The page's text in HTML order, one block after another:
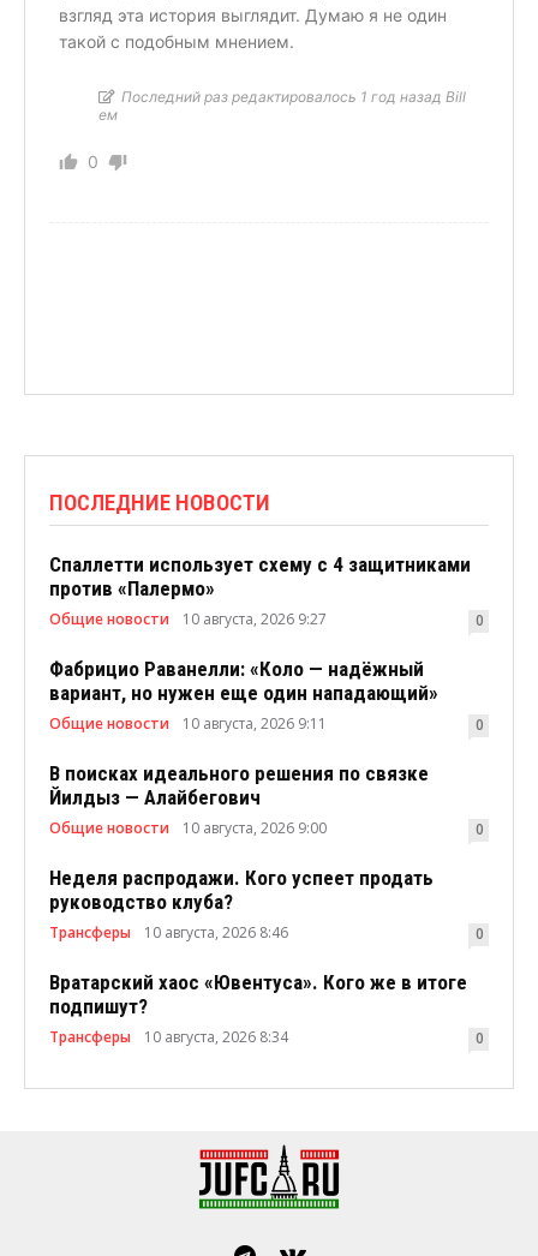
взгляд эта история выглядит. Думаю я не один
такой с подобным мнением.
Последний раз редактировалось 1 год назад Bill
ем
0
ПОСЛЕДНИЕ НОВОСТИ
Спаллетти использует схему с 4 защитниками
против «Палермо»
Общие новости 10 августа, 2026 9:27 0
Фабрицио Раванелли: «Коло — надёжный
вариант, но нужен еще один нападающий»
Общие новости 10 августа, 2026 9:11 0
В поисках идеального решения по связке
Йилдыз — Алайбегович
Общие новости 10 августа, 2026 9:00 0
Неделя распродажи. Кого успеет продать
руководство клуба?
Трансферы 10 августа, 2026 8:46 0
Вратарский хаос «Ювентуса». Кого же в итоге
подпишут?
Трансферы 10 августа, 2026 8:34 0